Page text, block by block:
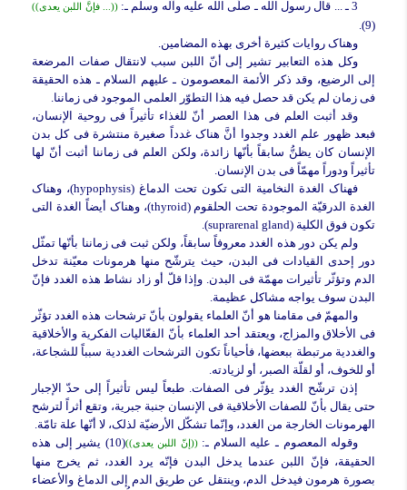
3 ـ ... قال رسول الله ـ صلّى الله علیه وآله وسلم ـ:
((... فإنَّ اللبن یعدی))
(9).
وهناک روایات کثیرة أخرى بهذه المضامین.
وکل هذه التعابیر تشیر إلى أنّ اللبن سبب لانتقال صفات المرضعة
إلى الرضیع، وقد ذکر الأئمة المعصومون ـ علیهم السلام ـ هذه الحقیقة
فی زمان لم یکن قد حصل فیه هذا التطوّر العلمی الموجود فی زماننا.
وقد أثبت العلم فی هذا العصر أنّ للغذاء تأثیراً فی روحیة الإنسان،
فبعد ظهور علم الغدد وجدوا أنَّ هناک غدداً صغیرة منتشرة فی کل بدن
الإنسان کان یظنُّ سابقاً بأنّها زائدة، ولکن العلم فی زماننا أثبت أنّ لها
تأثیراً ودوراً مهمّاً فی بدن الإنسان.
فهناک الغدة النخامیة التی تکون تحت الدماغ (hypophysis)، وهناک
الغدة الدرقیّة الموجودة تحت الحلقوم (thyroid)، وهناک أیضاً الغدة التی
تکون فوق الکلیة (suprarenal gland
).
ولم یکن دور هذه الغدد معروفاً سابقاً، ولکن ثبت فی زماننا بأنّها تمثّل
دور إحدى القیادات فی البدن، حیث یترشّح منها هرمونات معیّنة تدخل
الدم وتؤثّر تأثیرات مهمّة فی البدن. وإذا قلّ أو زاد نشاط هذه الغدد فإنّ
البدن سوف یواجه مشاکل عظیمة.
والمهمّ فی مقامنا هو أنّ العلماء یقولون بأنّ ترشحات هذه الغدد تؤثّر
فی الأخلاق والمزاج، ویعتقد أحد العلماء بأنّ الفعّالیات الفکریة والأخلاقیة
والغددیة مرتبطة ببعضها، فأحیاناً تکون الترشحات الغددیة سبباً للشجاعة،
أو للخوف، أو لقلّة الصبر، أو لزیادته.
إذن ترشّح الغدد یؤثّر فی الصفات. طبعاً لیس تأثیراً إلى حدّ الإجبار
حتى یقال بأنّ للصفات الأخلاقیة فی الإنسان جنبة جبریة، وتقع أثراً لترشح
الهرمونات الخارجة من الغدد، وإنّما تشکّل الأرضیّة لذلک، لا أنّها علة تامّة.
وقوله المعصوم ـ علیه السلام ـ:((إنّ اللبن یعدی))
(10) یشیر إلى هذه
الحقیقة، فإنّ اللبن عندما یدخل البدن فإنّه یرد الغدد، ثم یخرج منها
بصورة هرمون فیدخل الدم، وینتقل عن طریق الدم إلى الدماغ والأعضاء